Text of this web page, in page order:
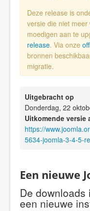
Deze release is
versie die niet
moedigen aan te
release. Via onze
bronnen
migratie.
Uitgebracht op
Donderdag, 22
Uitkomende versie
https://
5634-joomla-3-4-5-
Een nieuwe
De
een nieuwe